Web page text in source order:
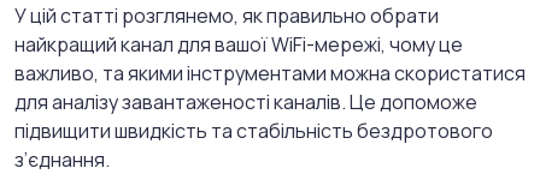
У цій статті розглянемо, як правильно обрати
найкращий канал для вашої WiFi-мережі, чому це
важливо, та якими інструментами можна скористатися
для аналізу завантаженості каналів. Це допоможе
підвищити швидкість та стабільність бездротового
з’єднання.